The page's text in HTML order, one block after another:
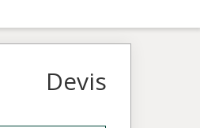
Devis